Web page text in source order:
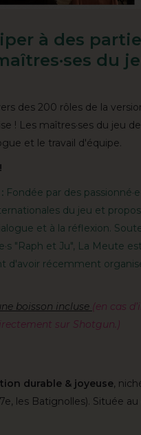
à des
du
des 200 rôles de la
! Les maîtres·ses du jeu
et le travail d'équipe.
: Fondée par des
du jeu et
et à la réflexion.
"Raph et Ju", La Meute
d'avoir récemment
boisson incluse (en cas
sur Shotgun.)
durable & joyeuse,
les Batignolles). Située